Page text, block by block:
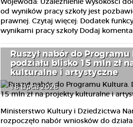
Wojewoda: Uzależnienie wysokości
od wyników pracy szkoły jest
prawnej. Czytaj więcej: Dodatek
wynikami pracy szkoły Dodaj
Ruszył nabór do
podziału blisko 15 mln zł
kulturalne i artystyczne
16 Lipca 2026
Ministerstwo Kultury i Dziedzictwa
rozpoczęło nabór wniosków do